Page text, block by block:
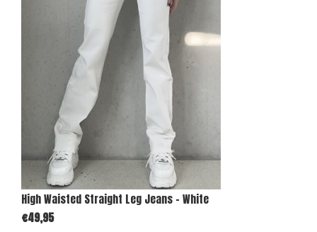
High Waisted Straight Leg Jeans - White
€49,95